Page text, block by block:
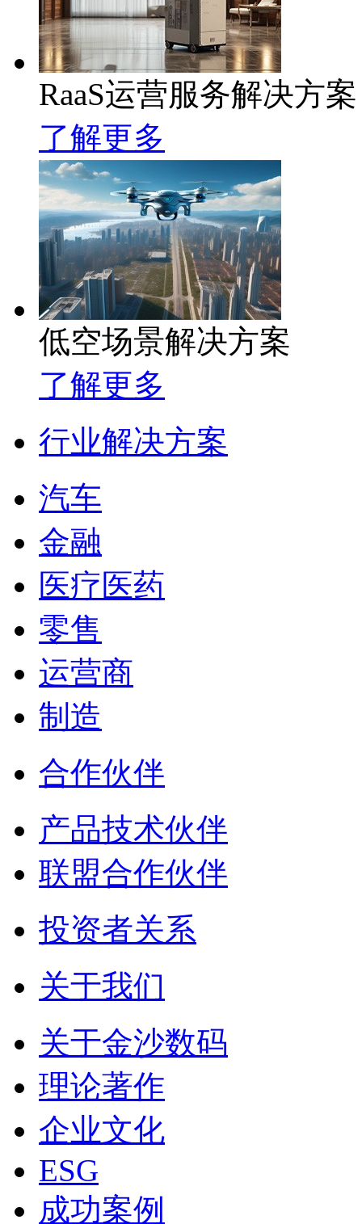
RaaS运营服务解决方案
了解更多
低空场景解决方案
了解更多
行业解决方案
汽车
金融
医疗医药
零售
运营商
制造
合作伙伴
产品技术伙伴
联盟合作伙伴
投资者关系
关于我们
关于金沙数码
理论著作
企业文化
ESG
成功案例